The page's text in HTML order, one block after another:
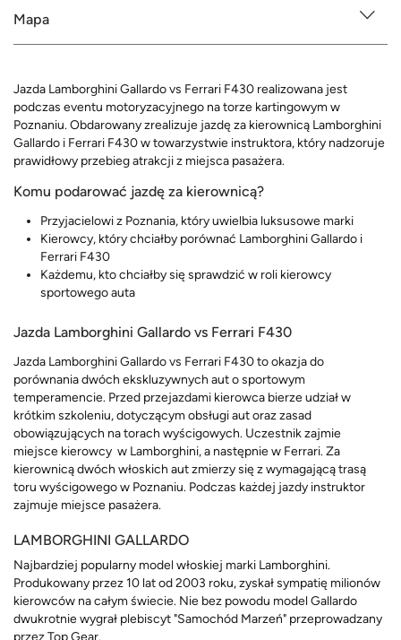
Mapa
Jazda Lamborghini Gallardo vs Ferrari F430 realizowana jest
podczas eventu motoryzacyjnego na torze kartingowym w
Poznaniu. Obdarowany zrealizuje jazdę za kierownicą Lamborghini
Gallardo i Ferrari F430 w towarzystwie instruktora, który nadzoruje
prawidłowy przebieg atrakcji z miejsca pasażera.
Komu podarować jazdę za kierownicą?
Przyjacielowi z Poznania, który uwielbia luksusowe marki
Kierowcy, który chciałby porównać Lamborghini Gallardo i
Ferrari F430
Każdemu, kto chciałby się sprawdzić w roli kierowcy
sportowego auta
Jazda Lamborghini Gallardo vs Ferrari F430
Jazda Lamborghini Gallardo vs Ferrari F430 to okazja do
porównania dwóch ekskluzywnych aut o sportowym
temperamencie. Przed przejazdami kierowca bierze udział w
krótkim szkoleniu, dotyczącym obsługi aut oraz zasad
obowiązujących na torach wyścigowych. Uczestnik zajmie
miejsce kierowcy w Lamborghini, a następnie w Ferrari. Za
kierownicą dwóch włoskich aut zmierzy się z wymagającą trasą
toru wyścigowego w Poznaniu. Podczas każdej jazdy instruktor
zajmuje miejsce pasażera.
LAMBORGHINI GALLARDO
Najbardziej popularny model włoskiej marki Lamborghini.
Produkowany przez 10 lat od 2003 roku, zyskał sympatię milionów
kierowców na całym świecie. Nie bez powodu model Gallardo
dwukrotnie wygrał plebiscyt "Samochód Marzeń" przeprowadzany
przez Top Gear.